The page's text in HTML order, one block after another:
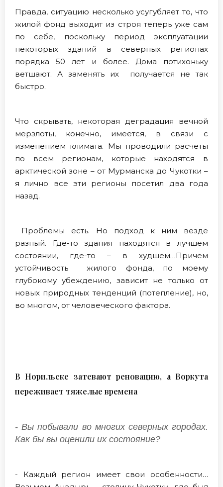
Правда, ситуацию несколько усугубляет то, что
жилой фонд выходит из строя теперь уже сам
по себе, поскольку период эксплуатации
некоторых зданий в северных регионах
порядка 50 лет и более. Дома потихоньку
ветшают. А заменять их получается не так
быстро.
Что скрывать, некоторая деградация вечной
мерзлоты, конечно, имеется, в связи с
изменением климата. Мы проводили расчеты
по всем регионам, которые находятся в
арктической зоне – от Мурманска до Чукотки –
я лично все эти регионы посетил два года
назад.
Проблемы есть. Но подход к ним везде
разный. Где-то здания находятся в лучшем
состоянии, где-то – в худшем…Причем
устойчивость жилого фонда, по моему
глубокому убеждению, зависит не только от
новых природных тенденций (потепление), но,
во многом, от человеческого фактора.
В Норильске затевают реновацию, а Воркута
переживает тяжелые времена
- Вы побывали во многих северных городах.
Как бы вы оценили их состояние?
- Каждый регион имеет свои особенности…